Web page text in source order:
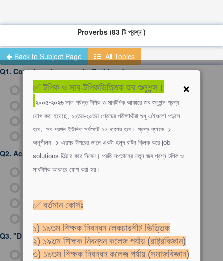
Proverbs (83 টি প্রশ্ন )
Back to Subject Page
All Topics
Q1. Complete the proverb: Barking dogs ________.
never bite
seldom bites
always warn
bite hardest
Q2. Actions speak louder than _____."
Thoughts
Promises
Q3. "Don’t count your chickens before they _____.
Hatch
×
✅ টপিক ও সাব-টপিকভিত্তিক জব শুলুশন্স।
২০০৫-২০২৬সাল পর্যন্ত টপিক ও সাবটপিক আকারে জব শুলুশন্স প্রশ্ন
যোগ করা হয়েছে, ১২তম-২০তম গ্রেডের পরীক্ষার্থীরা শুধু এইগুলো পড়লে
হবে, সব প্রশ্ন ইউনিক সর্বমোট ২৫ হাজার হবে। প্রশ্ন ব্যাংক ->
অনুশীলন -> এরপর উপরের ডানে একটা হলুদ বাটন ক্লিক করে job
solutions ফিল্টার করে নিবেন। প্রতি সপ্তাহের নতুন জব প্রশ্ন টপিক ও
সাবটপিক আকারে যোগ করা হয়।
✅ বর্তমান কোর্সঃ
১) ১৯তম শিক্ষক নিবন্ধন লেকচারশীট ভিত্তিক
২) ১৯তম শিক্ষক নিবন্ধন কলেজ পর্যায় (রাষ্ট্রবিজ্ঞান)
৩) ১৯তম শিক্ষক নিবন্ধন কলেজ পর্যায় (সমাজবিজ্ঞান)